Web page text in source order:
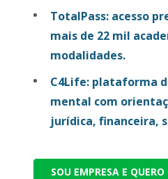
TotalPass: acesso
mais de 22 mil
modalidades.
C4Life: plataforma
mental com
jurídica, financeira,
SOU EMPRESA E QUERO